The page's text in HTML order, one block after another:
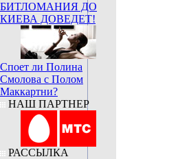
БИТЛОМАНИЯ ДО
КИЕВА ДОВЕДЕТ!
Споет ли Полина
Смолова с Полом
Маккартни?
НАШ ПАРТНЕР
РАССЫЛКА